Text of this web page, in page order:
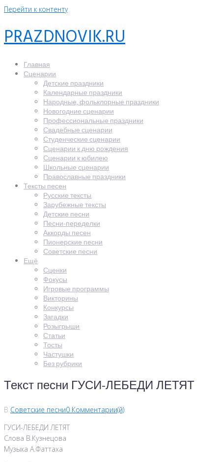
Перейти к контенту
PRAZDNOVIK.RU
Главная
Сценарии
Детские праздники
Календарные праздники
Народные, фольклорные праздники
Новогодние сценарии
Профессиональные праздники
Свадебные сценарии
Студенческие сценарии
Сценарии к дню рождения
Сценарии к юбилею
Школьные сценарии
Православные праздники
Тексты песен
Русские тексты
Зарубежные тексты
Детские песни
Песни-переделки
Аккорды песен
Пионерские песни
Советские песни
Ещё
Сценки
Фокусы
Игровые программы
Викторины
Конкурсы
Загадки
Розыгрыши
Статьи
Тосты
Частушки
Без рубрики
Текст песни ГУСИ-ЛЕБЕДИ ЛЕТЯТ
В Советские песни0 Комментарии(й)
ГУСИ-ЛЕБЕДИ ЛЕТЯТ
Слова В.Кузнецова
Музыка А.Фаттаха